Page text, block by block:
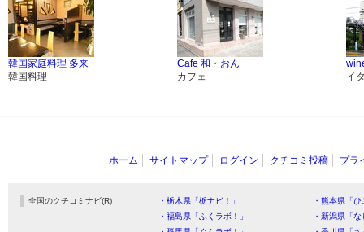
韓国家庭料理 多来
韓国料理
Cafe 和・おん
カフェ
イ
ホーム サイトマップ ログイン クチコミ投稿 プラ
全国のクチコミナビ(R) ・栃木県「栃ナビ！」
・熊本県「
・福島県「ふくラボ！」
・新潟県「